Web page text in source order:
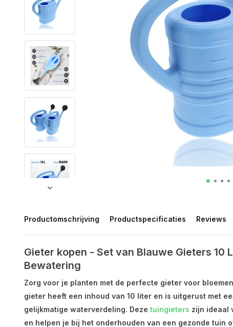
Productomschrijving Productspecificaties Reviews
Gieter kopen - Set van Blauwe Gieters 10
Bewatering
Zorg voor je planten met de perfecte gieter voor
gieter heeft een inhoud van 10 liter en is uitgerust met
gelijkmatige waterverdeling. Deze tuingieters zijn ideaal
en helpen je bij het onderhouden van een gezonde tuin